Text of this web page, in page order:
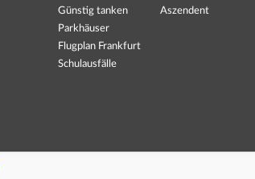
Günstig tanken
Parkhäuser
Flugplan Frankfurt
Schulausfälle
Aszendent